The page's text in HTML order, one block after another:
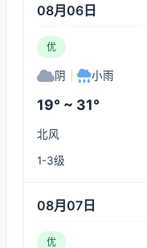
08月06日
优
阴 小雨
19° ~ 31°
北风
1-3级
08月07日
优